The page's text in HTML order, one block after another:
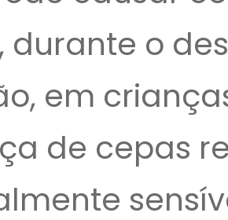
durante o
em
de cepas